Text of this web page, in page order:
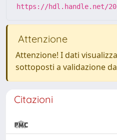
https://hdl.handle.net/
Attenzione
Attenzione! I dati
sottoposti a validazione
Citazioni